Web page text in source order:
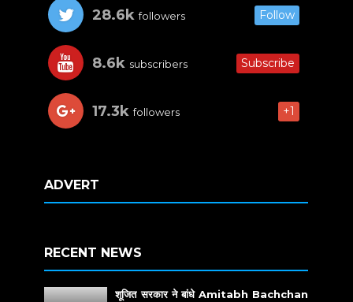
28.6k followers Follow
8.6k subscribers Subscribe
17.3k followers +1
ADVERT
RECENT NEWS
शूजित सरकार ने बांधे Amitabh Bachchan